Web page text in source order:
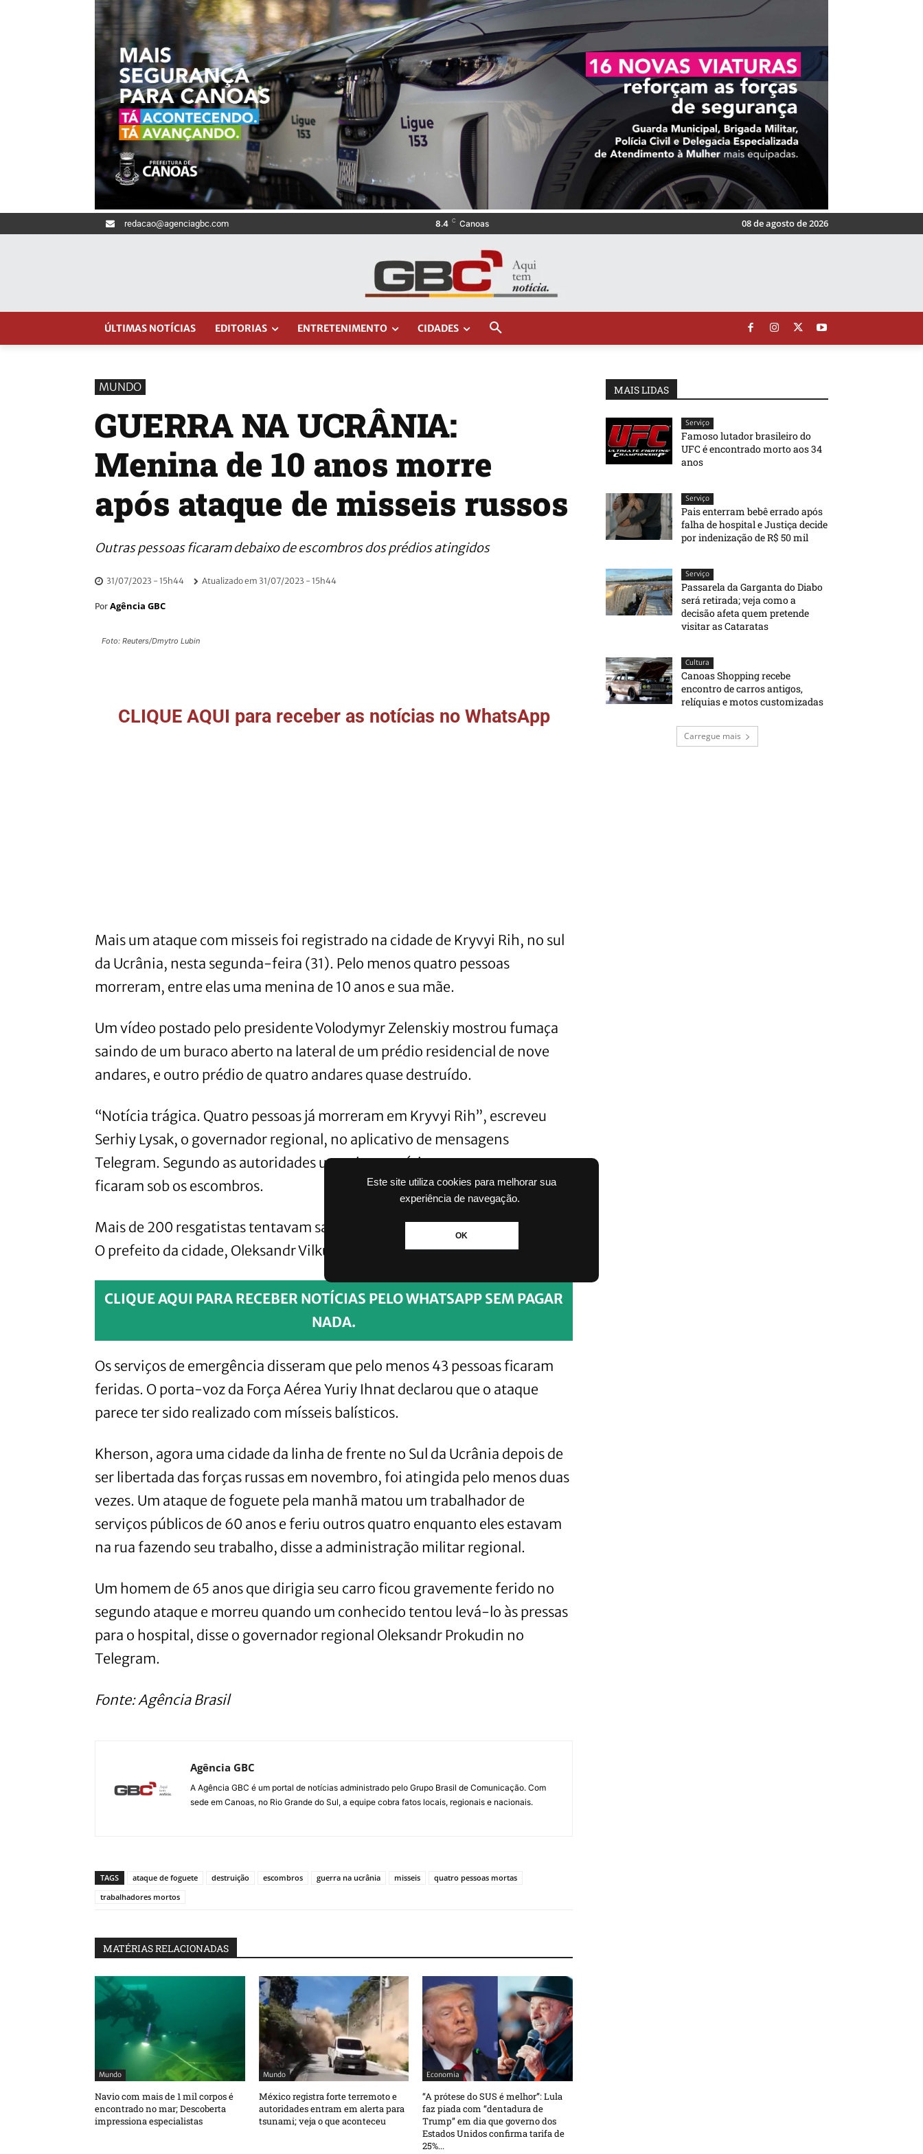
Este site utiliza cookies para melhorar sua
experiência de navegação.
OK
redacao@agenciagbc.com 8.4 C Canoas 08 de agosto de 2026
ÚLTIMAS NOTÍCIAS EDITORIAS ENTRETENIMENTO CIDADES
MUNDO
GUERRA NA UCRÂNIA:
Menina de 10 anos morre
após ataque de misseis russos
Outras pessoas ficaram debaixo de escombros dos prédios atingidos
31/07/2023 - 15h44 Atualizado em 31/07/2023 - 15h44
Por Agência GBC
Foto: Reuters/Dmytro Lubin
CLIQUE AQUI para receber as notícias no WhatsApp
Mais um ataque com misseis foi registrado na cidade de Kryvyi Rih, no sul
da Ucrânia, nesta segunda-feira (31). Pelo menos quatro pessoas
morreram, entre elas uma menina de 10 anos e sua mãe.
Um vídeo postado pelo presidente Volodymyr Zelenskiy mostrou fumaça
saindo de um buraco aberto na lateral de um prédio residencial de nove
andares, e outro prédio de quatro andares quase destruído.
“Notícia trágica. Quatro pessoas já morreram em Kryvyi Rih”, escreveu
Serhiy Lysak, o governador regional, no aplicativo de mensagens
Telegram. Segundo as autoridades ucranianas, várias outras pessoas
ficaram sob os escombros.
Mais de 200 resgatistas tentavam salvar pessoas presas sob os escombros.
O prefeito da cidade, Oleksandr Vilkul, afirmou que poderia haver até oito.
CLIQUE AQUI PARA RECEBER NOTÍCIAS PELO WHATSAPP SEM PAGAR
NADA.
Os serviços de emergência disseram que pelo menos 43 pessoas ficaram
feridas. O porta-voz da Força Aérea Yuriy Ihnat declarou que o ataque
parece ter sido realizado com mísseis balísticos.
Kherson, agora uma cidade da linha de frente no Sul da Ucrânia depois de
ser libertada das forças russas em novembro, foi atingida pelo menos duas
vezes. Um ataque de foguete pela manhã matou um trabalhador de
serviços públicos de 60 anos e feriu outros quatro enquanto eles estavam
na rua fazendo seu trabalho, disse a administração militar regional.
Um homem de 65 anos que dirigia seu carro ficou gravemente ferido no
segundo ataque e morreu quando um conhecido tentou levá-lo às pressas
para o hospital, disse o governador regional Oleksandr Prokudin no
Telegram.
Fonte: Agência Brasil
Agência GBC
A Agência GBC é um portal de notícias administrado pelo Grupo Brasil de Comunicação. Com
sede em Canoas, no Rio Grande do Sul, a equipe cobra fatos locais, regionais e nacionais.
TAGS ataque de foguete destruição escombros guerra na ucrânia misseis
quatro pessoas mortas
trabalhadores mortos
MATÉRIAS RELACIONADAS
Mundo
Navio com mais de 1 mil corpos é
encontrado no mar; Descoberta
impressiona especialistas
Mundo
México registra forte terremoto e
autoridades entram em alerta para
tsunami; veja o que aconteceu
Economia
“A prótese do SUS é melhor”: Lula
faz piada com “dentadura de
Trump” em dia que governo dos
Estados Unidos confirma tarifa de
25%...
MAIS LIDAS
Serviço
Famoso lutador brasileiro do
UFC é encontrado morto aos 34
anos
Serviço
Pais enterram bebê errado após
falha de hospital e Justiça decide
por indenização de R$ 50 mil
Serviço
Passarela da Garganta do Diabo
será retirada; veja como a
decisão afeta quem pretende
visitar as Cataratas
Cultura
Canoas Shopping recebe
encontro de carros antigos,
relíquias e motos customizadas
Carregue mais